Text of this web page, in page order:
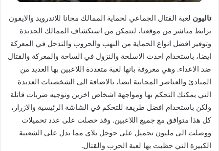
تاليون لعبة القتال الجماعي لحماية الممالك مجانا للاندرويد والايفون
برابط مباشر من موقعنا، لتتمكن من استكشاف الممالك الجديدة
وتوفير افضل انواع الحماية من النهب والحروب والتدخل في المعركة
ايضا، باستخدام احدث الاسلحة والنزول في الساحة والمعركة والقتال
ضد الاعداء. وهي معروفة بانها لعبة متعددة اللاعبين بها العديد من
المبادئ والعناصر المجانية ايضا، بالاضافة الى الشخصيات العديدة
التي يمكنك التحكم بها ومواجهة اشخاص اخرين وتوجيه ضربات قاتلة
ولكن باستخدام افضل طريقة للتحكم في الشاشة الرئيسية والازرار،
كل هذا متوافق مع جميع اللاعبين. وقد حصلت على عدد تحميلات
ووصلت الى مليون تحميل على جوجل بلاي مما يدل على الشعبية
الكبيرة التي حظيت بها لعبة الحرب والقتال.